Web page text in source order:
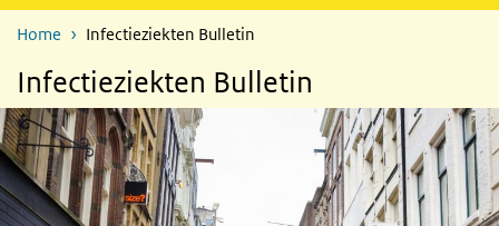
Home Infectieziekten Bulletin
Infectieziekten Bulletin